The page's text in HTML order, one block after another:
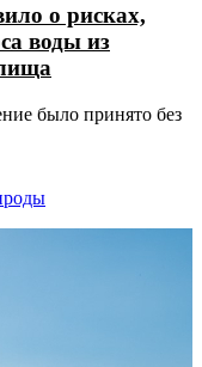
о рисках,
воды из
было принято без